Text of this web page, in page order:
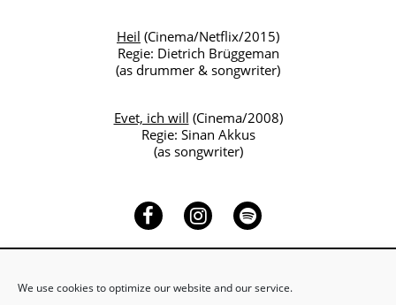
We use cookies to optimize our website and our service.
Heil (Cinema/Netflix/2015)
Regie: Dietrich Brüggeman
(as drummer & songwriter)
Evet, ich will (Cinema/2008)
Regie: Sinan Akkus
(as songwriter)
FacebookInstagram
Spotify